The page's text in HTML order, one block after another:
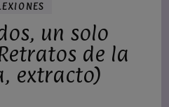
un solo
de la
extracto)